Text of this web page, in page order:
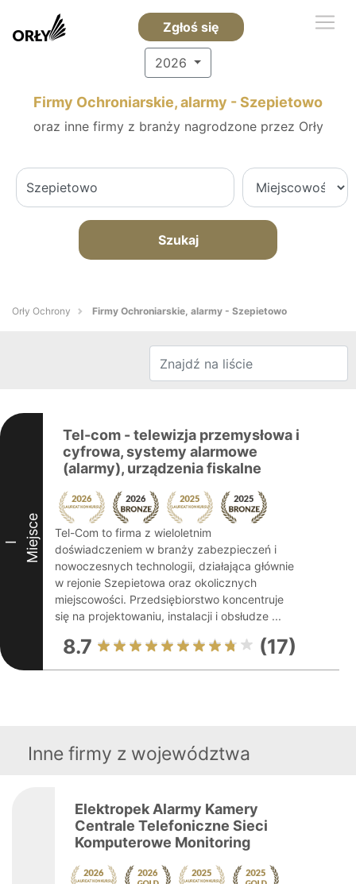
Zgłoś się
2026
Firmy Ochroniarskie, alarmy - Szepietowo
oraz inne firmy z branży nagrodzone przez Orły
Szukaj
Orły Ochrony Firmy Ochroniarskie, alarmy - Szepietowo
I Miejsce
Tel-com - telewizja przemysłowa i
cyfrowa, systemy alarmowe
(alarmy), urządzenia fiskalne
Tel-Com to firma z wieloletnim
doświadczeniem w branży zabezpieczeń i
nowoczesnych technologii, działająca głównie
w rejonie Szepietowa oraz okolicznych
miejscowości. Przedsiębiorstwo koncentruje
się na projektowaniu, instalacji i obsłudze ...
8.7 (17)
Inne firmy z województwa
Elektropek Alarmy Kamery
Centrale Telefoniczne Sieci
Komputerowe Monitoring